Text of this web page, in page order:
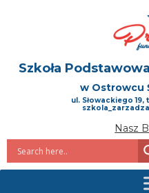
Szkoła
w Ostrowcu
ul. Słowackiego 19,
Nasz